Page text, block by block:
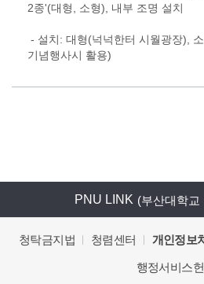
2종'(대형, 소형), 내부 조명 설치
- 설치: 대형(넉넉한터 시월광장),
기념행사시 활용)
PNU LINK (부산대학교
청탁금지법 청렴센터 개인정보
행정서비스